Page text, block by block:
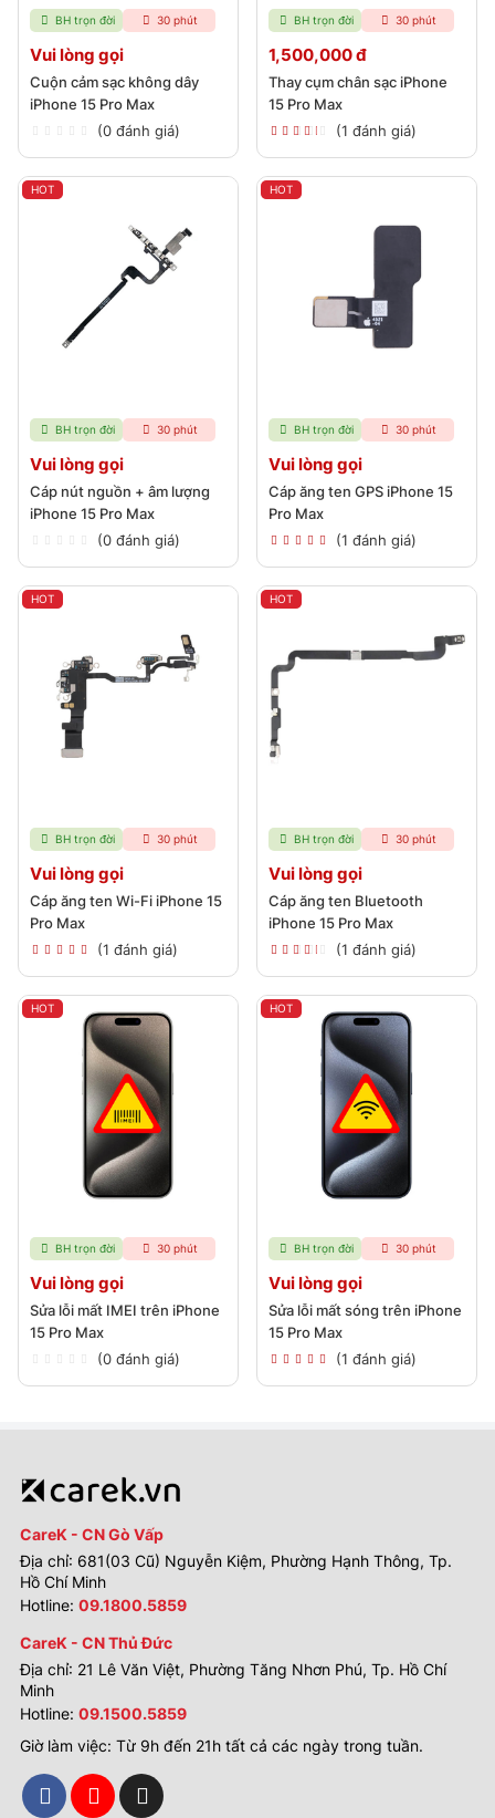
BH trọn đời 30 phút
Vui lòng gọi
Cuộn cảm sạc không dây
iPhone 15 Pro Max
(0 đánh giá)
BH trọn đời 30 phút
1,500,000 đ
Thay cụm chân sạc iPhone
15 Pro Max
(1 đánh giá)
HOT
BH trọn đời 30 phút
Vui lòng gọi
Cáp nút nguồn + âm lượng
iPhone 15 Pro Max
(0 đánh giá)
HOT
BH trọn đời 30 phút
Vui lòng gọi
Cáp ăng ten GPS iPhone 15
Pro Max
(1 đánh giá)
HOT
BH trọn đời 30 phút
Vui lòng gọi
Cáp ăng ten Wi-Fi iPhone 15
Pro Max
(1 đánh giá)
HOT
BH trọn đời 30 phút
Vui lòng gọi
Cáp ăng ten Bluetooth
iPhone 15 Pro Max
(1 đánh giá)
HOT
BH trọn đời 30 phút
Vui lòng gọi
Sửa lỗi mất IMEI trên iPhone
15 Pro Max
(0 đánh giá)
HOT
BH trọn đời 30 phút
Vui lòng gọi
Sửa lỗi mất sóng trên iPhone
15 Pro Max
(1 đánh giá)
CareK - CN Gò Vấp
Địa chỉ: 681(03 Cũ) Nguyễn Kiệm, Phường Hạnh Thông, Tp.
Hồ Chí Minh
Hotline: 09.1800.5859
CareK - CN Thủ Đức
Địa chỉ: 21 Lê Văn Việt, Phường Tăng Nhơn Phú, Tp. Hồ Chí
Minh
Hotline: 09.1500.5859
Giờ làm việc: Từ 9h đến 21h tất cả các ngày trong tuần.